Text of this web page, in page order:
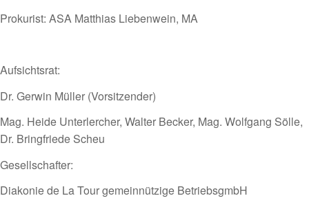
Prokurist: ASA Matthias Liebenwein, MA
Aufsichtsrat:
Dr. Gerwin Müller (Vorsitzender)
Mag. Heide Unterlercher, Walter Becker, Mag. Wolfgang Sölle,
Dr. Bringfriede Scheu
Gesellschafter:
Diakonie de La Tour gemeinnützige BetriebsgmbH